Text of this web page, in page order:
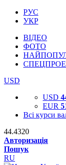
РУС
УКР
ВІДЕО
ФОТО
USD
USD
EUR
Всі курси
44.4320
Авторизація
Пошук
RU